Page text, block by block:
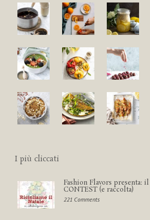
I più cliccati
Fashion Flavors presenta:
CONTEST (e raccolta)
221 Comments